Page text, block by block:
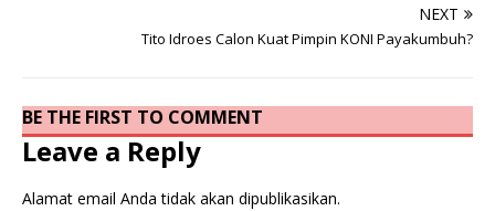
NEXT
Tito Idroes Calon Kuat Pimpin KONI Payakumbuh?
BE THE FIRST TO COMMENT
Leave a Reply
Alamat email Anda tidak akan dipublikasikan.